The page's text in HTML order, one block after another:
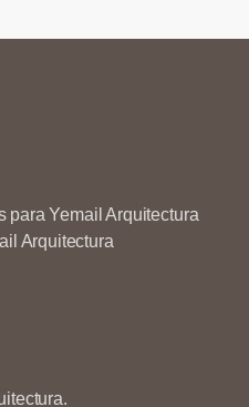
para Yemail Arquitectura
Arquitectura